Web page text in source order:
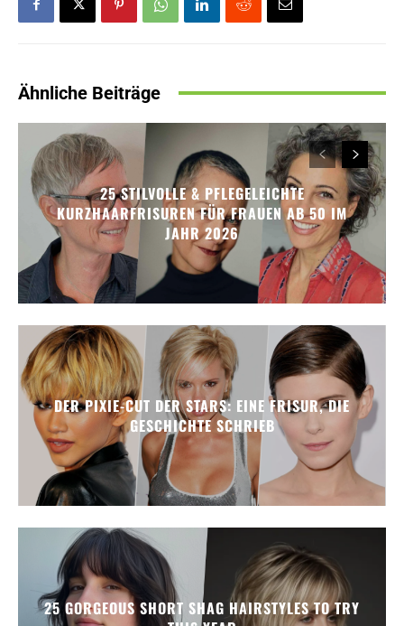
Ähnliche Beiträge
25 STILVOLLE & PFLEGELEICHTE
KURZHAARFRISUREN FÜR FRAUEN AB 50 IM
JAHR 2026
DER PIXIE-CUT DER STARS: EINE FRISUR, DIE
GESCHICHTE SCHRIEB
25 GORGEOUS SHORT SHAG HAIRSTYLES TO TRY